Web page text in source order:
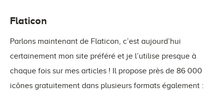
Flaticon
Parlons maintenant de Flaticon, c’est aujourd’hui
certainement mon site préféré et je l’utilise presque à
chaque fois sur mes articles ! Il propose près de 86 000
icônes gratuitement dans plusieurs formats également :